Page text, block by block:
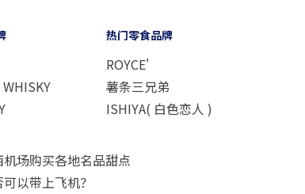
热门零食品牌
ROYCE'
薯条三兄弟
ISHIYA( 白色恋人 )
场购买各地名品甜点
以带上飞机？